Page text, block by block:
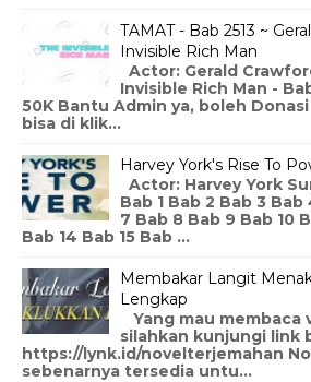
TAMAT - Bab 2513 ~
Invisible Rich Man
Actor: Gerald
Invisible Rich Man -
50K Bantu Admin ya, boleh
bisa di klik...
Harvey York's Rise To
Actor: Harvey York
Bab 1 Bab 2 Bab 3
7 Bab 8 Bab 9 Bab 10
Bab 14 Bab 15 Bab ...
Membakar Langit
Lengkap
Yang mau membaca
silahkan kunjungi link
https://lynk.id/novelterjemahan
sebenarnya tersedia untu...